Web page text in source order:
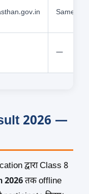
Same
—
2026 —
द्वारा Class 8
2026तक offline